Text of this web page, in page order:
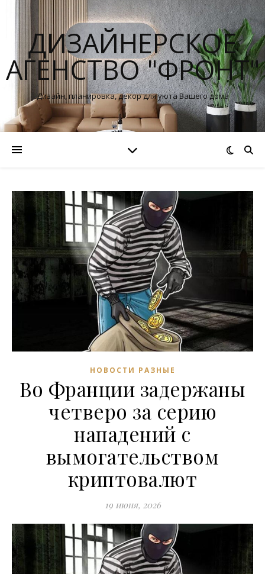
ДИЗАЙНЕРСКОЕ
АГЕНСТВО "ФРОНТ"
Дизайн, планировка, декор для уюта Вашего дома
НОВОСТИ РАЗНЫЕ
Во Франции задержаны
четверо за серию
нападений с
вымогательством
криптовалют
19 июня, 2026